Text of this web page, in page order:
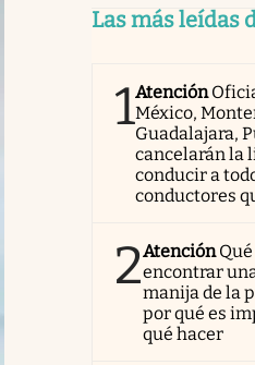
Las más leídas
1Atención
México,
Guadalajara,
cancelarán la
conducir a
conductores
2Atención
encontrar
manija de la
por qué es
qué hacer